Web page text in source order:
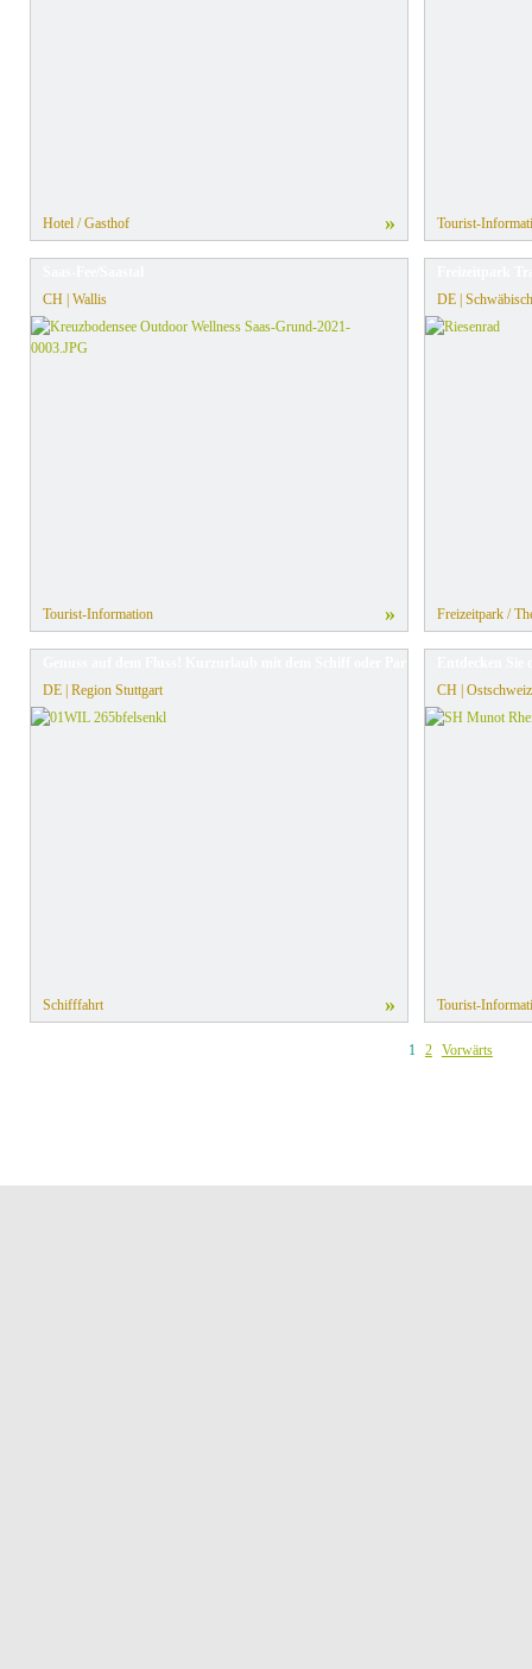
Hotel / Gasthof » Tourist-
CH | Wallis
Tourist-Information »
DE |
Freizeitpark /
DE | Region Stuttgart
Schifffahrt »
CH | Ostschweiz
Tourist-
1 2 Vorwärts